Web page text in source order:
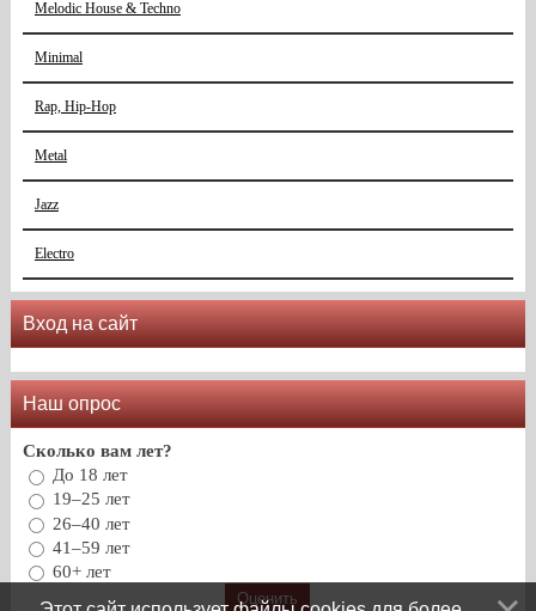
Melodic House & Techno
Minimal
Rap, Hip-Hop
Metal
Jazz
Electro
Вход на сайт
Наш опрос
Сколько вам лет?
До 18 лет
19–25 лет
26–40 лет
41–59 лет
60+ лет